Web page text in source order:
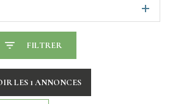
FILTRER
LES 1 ANNONCES